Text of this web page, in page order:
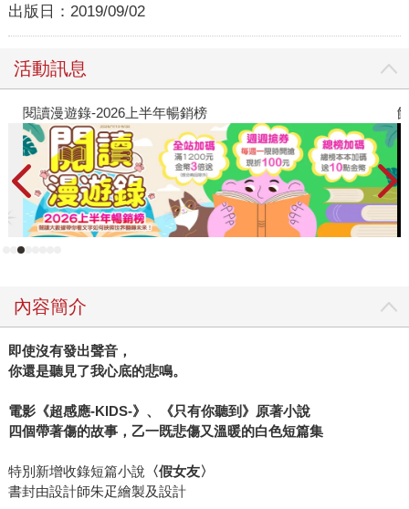
出版日： 2019/09/02
活動訊息
閱讀漫遊錄-2026上半年暢銷榜
內容簡介
即使沒有發出聲音，
你還是聽見了我心底的悲鳴。
電影《超感應-KIDS-》、《只有你聽到》原著小說
四個帶著傷的故事，乙一既悲傷又溫暖的白色短篇集
特別新增收錄短篇小說 〈假女友〉
書封由設計師朱疋繪製及設計